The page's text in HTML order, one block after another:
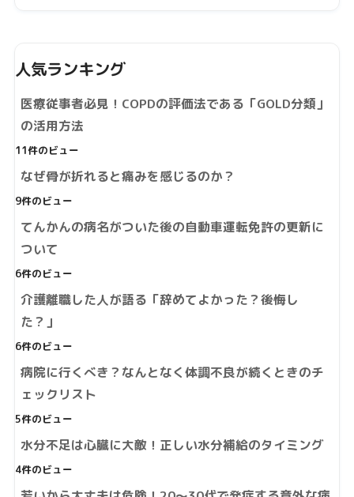
人気ランキング
医療従事者必見！COPDの評価法である「GOLD分類」
の活用方法
11件のビュー
なぜ骨が折れると痛みを感じるのか？
9件のビュー
てんかんの病名がついた後の自動車運転免許の更新に
ついて
6件のビュー
介護離職した人が語る「辞めてよかった？後悔し
た？」
6件のビュー
病院に行くべき？なんとなく体調不良が続くときのチ
ェックリスト
5件のビュー
水分不足は心臓に大敵！正しい水分補給のタイミング
4件のビュー